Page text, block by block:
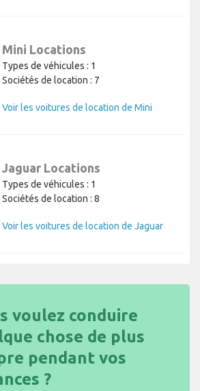
Mini Locations
Types de véhicules : 1
Sociétés de location : 7
Voir les voitures de location de Mini
Jaguar Locations
Types de véhicules : 1
Sociétés de location : 8
Voir les voitures de location de Jaguar
voulez conduire
chose de plus
pendant vos
?